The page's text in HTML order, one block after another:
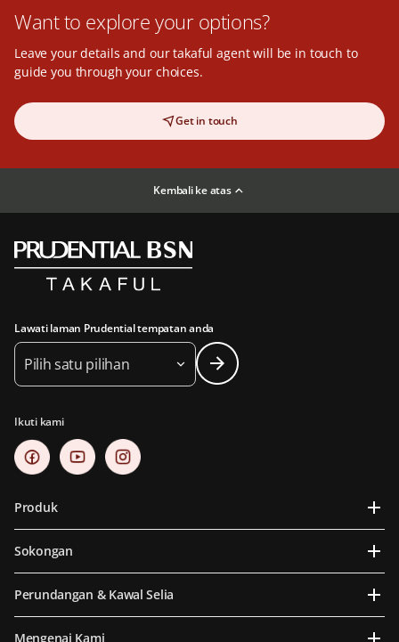
Want to explore your options?
Leave your details and our takaful agent will be in touch to
guide you through your choices.
Get in touch
Kembali ke atas
Lawati laman Prudential tempatan anda
Pilih satu pilihan
Ikuti kami
Produk
Sokongan
Perundangan & Kawal Selia
Mengenai Kami